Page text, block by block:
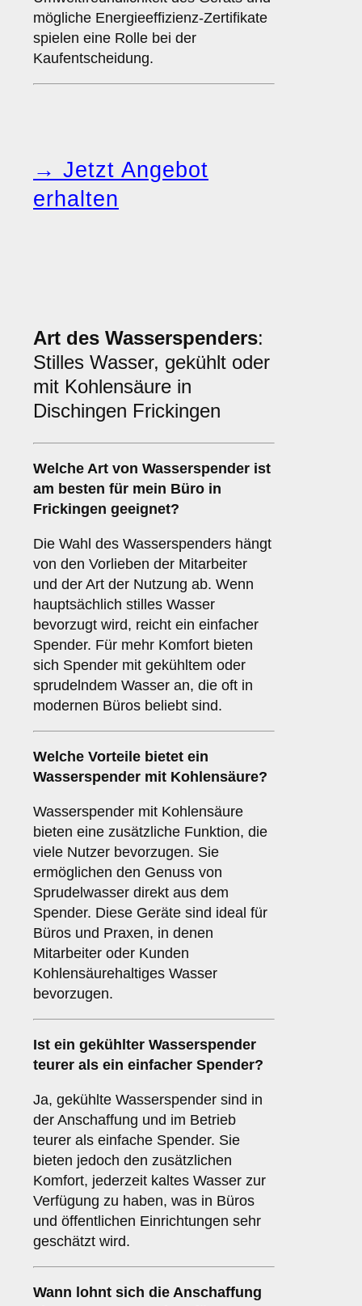
mögliche Energieeffizienz-Zertifikate
spielen eine Rolle bei der
Kaufentscheidung.
→ Jetzt Angebot
erhalten
Art des Wasserspenders:
Stilles Wasser, gekühlt oder
mit Kohlensäure in
Dischingen Frickingen
Welche Art von Wasserspender ist
am besten für mein Büro in
Frickingen geeignet?
Die Wahl des Wasserspenders hängt
von den Vorlieben der Mitarbeiter
und der Art der Nutzung ab. Wenn
hauptsächlich stilles Wasser
bevorzugt wird, reicht ein einfacher
Spender. Für mehr Komfort bieten
sich Spender mit gekühltem oder
sprudelndem Wasser an, die oft in
modernen Büros beliebt sind.
Welche Vorteile bietet ein
Wasserspender mit Kohlensäure?
Wasserspender mit Kohlensäure
bieten eine zusätzliche Funktion, die
viele Nutzer bevorzugen. Sie
ermöglichen den Genuss von
Sprudelwasser direkt aus dem
Spender. Diese Geräte sind ideal für
Büros und Praxen, in denen
Mitarbeiter oder Kunden
Kohlensäurehaltiges Wasser
bevorzugen.
Ist ein gekühlter Wasserspender
teurer als ein einfacher Spender?
Ja, gekühlte Wasserspender sind in
der Anschaffung und im Betrieb
teurer als einfache Spender. Sie
bieten jedoch den zusätzlichen
Komfort, jederzeit kaltes Wasser zur
Verfügung zu haben, was in Büros
und öffentlichen Einrichtungen sehr
geschätzt wird.
Wann lohnt sich die Anschaffung